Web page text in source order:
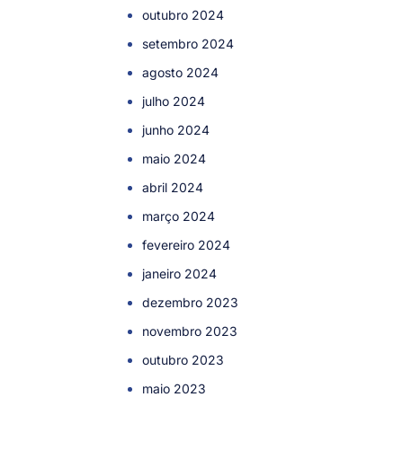
outubro 2024
setembro 2024
agosto 2024
julho 2024
junho 2024
maio 2024
abril 2024
março 2024
fevereiro 2024
janeiro 2024
dezembro 2023
novembro 2023
outubro 2023
maio 2023